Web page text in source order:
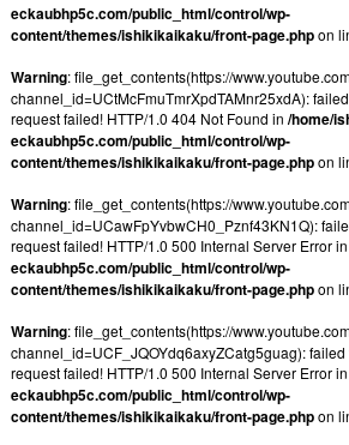
eckaubhp5c.com/public_html/control/wp-
content/themes/ishikikaikaku/front-page.phpon
Warning: file_get_contents(https://
channel_id=UCtMcFmuTmrXpdTAMnr25xdA):
request failed! HTTP/1.0 404 Not Found in /home/
eckaubhp5c.com/public_html/control/wp-
content/themes/ishikikaikaku/front-page.phpon
Warning: file_get_contents(https://
channel_id=UCawFpYvbwCH0_Pznf43KN1Q):
request failed! HTTP/1.0 500 Internal Server Error in
eckaubhp5c.com/public_html/control/wp-
content/themes/ishikikaikaku/front-page.phpon
Warning: file_get_contents(https://
channel_id=UCF_JQOYdq6axyZCatg5guag):
request failed! HTTP/1.0 500 Internal Server Error in
eckaubhp5c.com/public_html/control/wp-
content/themes/ishikikaikaku/front-page.phpon